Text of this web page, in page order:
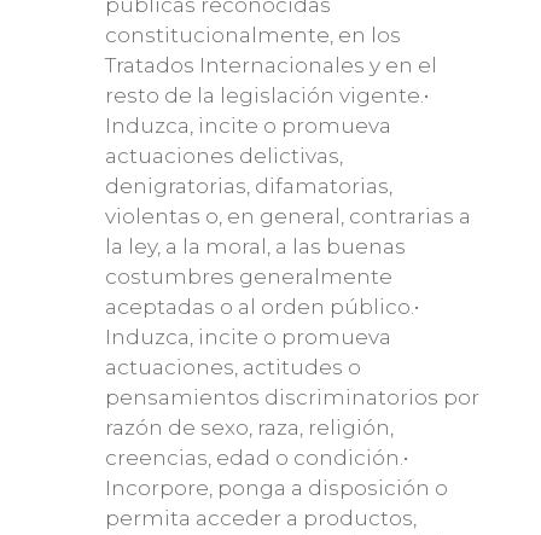
públicas reconocidas
constitucionalmente, en los
Tratados Internacionales y en el
resto de la legislación vigente.•
Induzca, incite o promueva
actuaciones delictivas,
denigratorias, difamatorias,
violentas o, en general, contrarias a
la ley, a la moral, a las buenas
costumbres generalmente
aceptadas o al orden público.•
Induzca, incite o promueva
actuaciones, actitudes o
pensamientos discriminatorios por
razón de sexo, raza, religión,
creencias, edad o condición.•
Incorpore, ponga a disposición o
permita acceder a productos,